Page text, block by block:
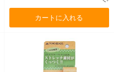
カートに入れる